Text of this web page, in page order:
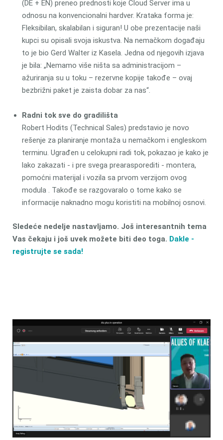
(DE + EN) preneo prednosti koje Cloud Server ima u
odnosu na konvencionalni hardver. Krataka forma je:
Fleksibilan, skalabilan i siguran! U obe prezentacije naši
kupci su opisali svoja iskustva. Na nemačkom događaju
to je bio Gerd Walter iz Kasela. Jedna od njegovih izjava
je bila: „Nemamo više ništa sa administracijom –
ažuriranja su u toku – rezervne kopije takođe – ovaj
bezbrižni paket je zaista dobar za nas“.
Radni tok sve do gradilišta
Robert Hodits (Technical Sales) predstavio je novo
rešenje za planiranje montaža u nemačkom i engleskom
terminu. Ugrađen u celokupni radi tok, pokazao je kako je
lako zakazati - i pre svega prearasporediti - montera,
pomoćni materijal i vozila sa prvom verzijom ovog
modula . Takođe se razgovaralo o tome kako se
informacije naknadno mogu koristiti na mobilnoj osnovi.
Sledeće nedelje nastavljamo. Još interesantnih tema
Vas čekaju i još uvek možete biti deo toga. Dakle -
registrujte se sada!